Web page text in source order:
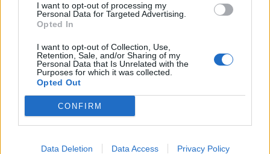
I want to opt-out of processing my
Personal Data for Targeted Advertising.
Opted In
I want to opt-out of Collection, Use,
Retention, Sale, and/or Sharing of my
Personal Data that Is Unrelated with the
Purposes for which it was collected.
Opted Out
CONFIRM
Data Deletion Data Access Privacy Policy
Små føter i store fotefar